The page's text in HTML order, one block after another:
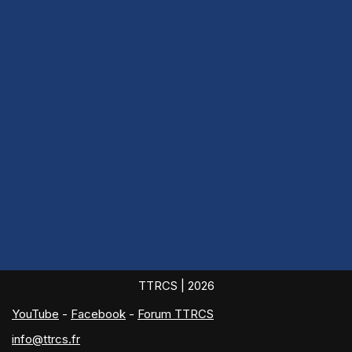
TTRCS | 2026
YouTube - Facebook - Forum TTRCS
info@ttrcs.fr